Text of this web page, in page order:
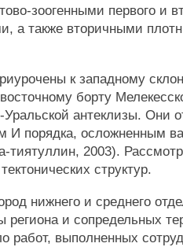
зоогенными первого и
а также вторичными
к западному
борту
антеклизы. Они
И порядка, осложненным
тиятуллин, 2003).
структур.
нижнего и среднего
региона и сопредельных
работ, выполненных